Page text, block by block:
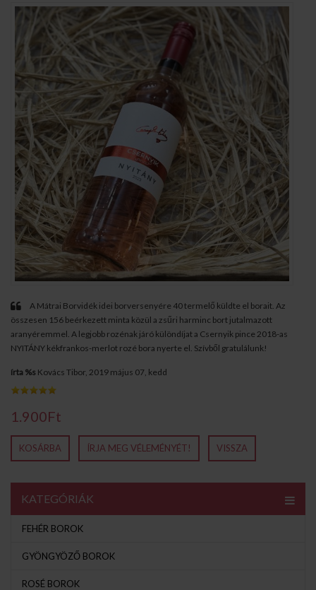
A Mátrai Borvidék idei borversenyére 40 termelő küldte el borait. Az
összesen 156 beérkezett minta közül a zsűri harminc bort jutalmazott
aranyéremmel. A legjobb rozénak járó különdíjat a Csernyik pince 2018-as
NYITÁNY kékfrankos-merlot rozé bora nyerte el. Szívből gratulálunk!
írta %s Kovács Tibor, 2019 május 07, kedd
1.900Ft
KOSÁRBA ÍRJA MEG VÉLEMÉNYÉT! VISSZA
KATEGÓRIÁK
FEHÉR BOROK
GYÖNGYÖZŐ BOROK
ROSÉ BOROK